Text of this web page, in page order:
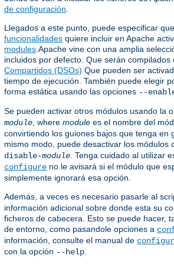
de configuración
Llegados a este punto, puede especificar que
funcionalidades quiere incluir en Apache
modules .Apache vine con una amplia
incluidos por defecto. Que serán compilados
Compartidos (DSOs) Que pueden ser
tiempo de ejecución. También puede elegir
forma estática usando las opciones --
Se pueden activar otros módulos usando la
module , where module es el nombre del
convirtiendo los guiones bajos que tenga en
mismo modo, puede desactivar los módulos
disable-module . Tenga cuidado al utilizar
configure no le avisará si el módulo que
simplemente ignorará esa opción.
Además, a veces es necesario pasarle al
información adicional sobre donde esta su
ficheros de cabecera. Esto se puede hacer,
de entorno, como pasandole opciones a
información, consulte el manual de
con la opción --help